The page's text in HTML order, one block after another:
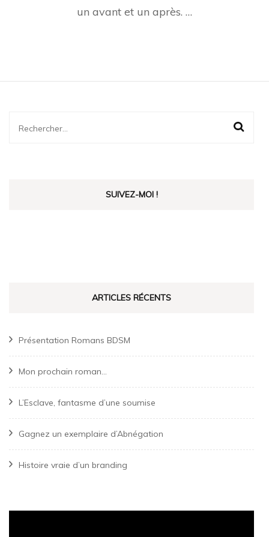
un avant et un après. …
Rechercher :
SUIVEZ-MOI !
ARTICLES RÉCENTS
Présentation Romans BDSM
Mon prochain roman…
L’Esclave, fantasme d’une soumise
Gagnez un exemplaire d’Abnégation
Histoire vraie d’un branding